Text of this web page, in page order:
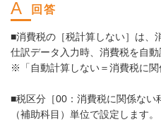
■消費税の［税計算しない］は、
仕訳データ入力時、消費税を自動
※「自動計算しない＝消費税に関
■税区分［00：消費税に関係ない
（補助科目）単位で設定します。